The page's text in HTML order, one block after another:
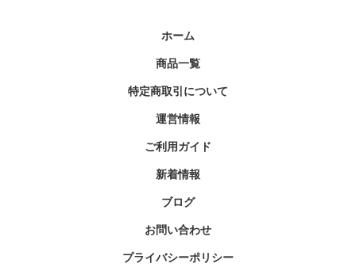
ホーム
商品一覧
特定商取引について
運営情報
ご利用ガイド
新着情報
ブログ
お問い合わせ
プライバシーポリシー